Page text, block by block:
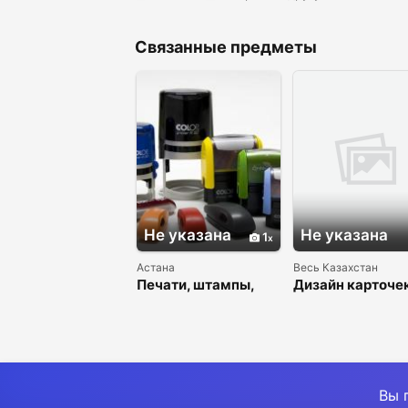
Связанные предметы
Не указана 1
Астана
Печати, штампы,
Не указана
Весь Казахстан
Дизайн
Вы